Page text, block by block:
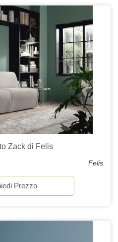
Zack di Felis
Felis
Prezzo